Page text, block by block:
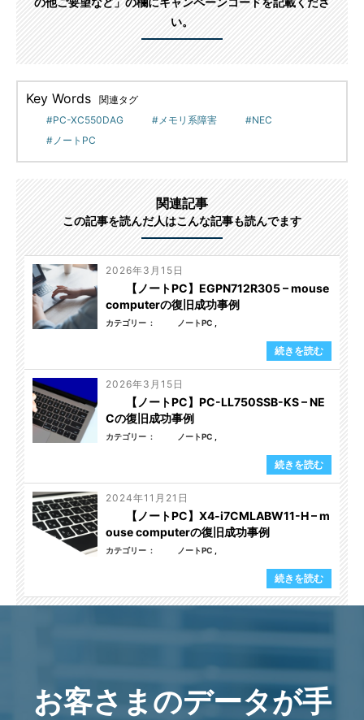
い。
Key Words
関連タグ
PC-XC550DAG
メモリ系障害
NEC
ノートPC
関連記事
この記事を読んだ人はこんな記事も読んでます
2026年3月15日
【ノートPC】EGPN712R305 – mouse
computerの復旧成功事例
カテゴリー ノートPC
続きを読む
2026年3月15日
【ノートPC】PC-LL750SSB-KS – NE
Cの復旧成功事例
カテゴリー ノートPC
続きを読む
2024年11月21日
【ノートPC】X4-i7CMLABW11-H – m
ouse computerの復旧成功事例
カテゴリー ノートPC
続きを読む
お客さまのデータが手